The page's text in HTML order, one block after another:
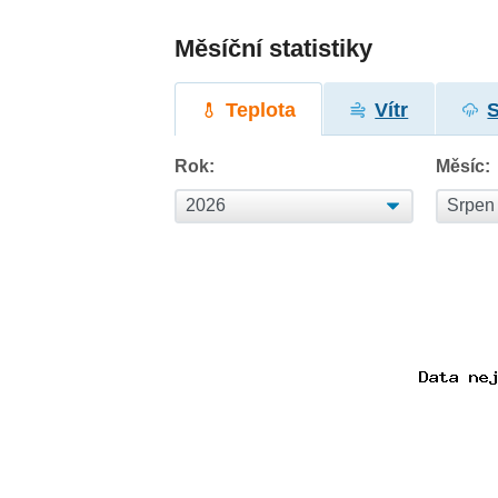
Měsíční statistiky
Teplota Vítr
Rok: Měsíc: